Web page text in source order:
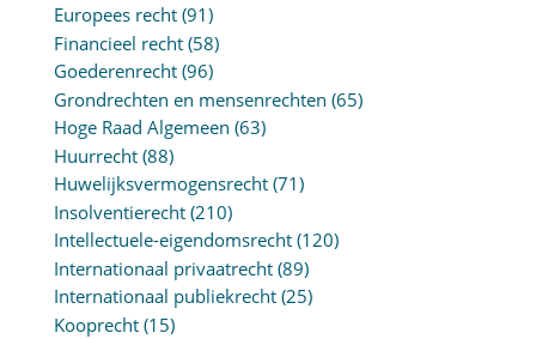
Europees recht(91)
Financieel recht(58)
Goederenrecht(96)
Grondrechten en mensenrechten (65)
Hoge Raad Algemeen (63)
Huurrecht(88)
Huwelijksvermogensrecht(71)
Insolventierecht(210)
Intellectuele-eigendomsrecht(120)
Internationaal privaatrecht(89)
Internationaal publiekrecht(25)
Kooprecht(15)